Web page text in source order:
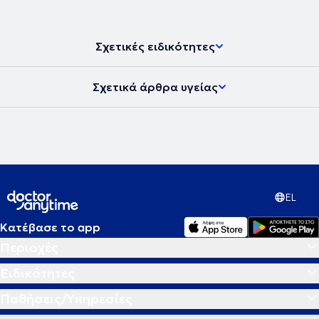
Σχετικές ειδικότητες
Σχετικά άρθρα υγείας
EL
Κατέβασε το app